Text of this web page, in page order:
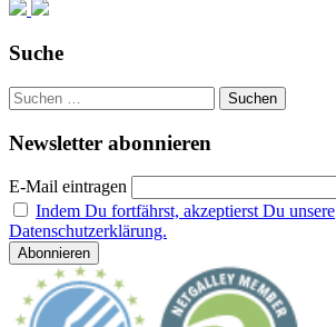
Suche
Suchen
nach:
Newsletter abonnieren
E-Mail eintragen
Indem Du fortfährst, akzeptierst Du unsere
Datenschutzerklärung.